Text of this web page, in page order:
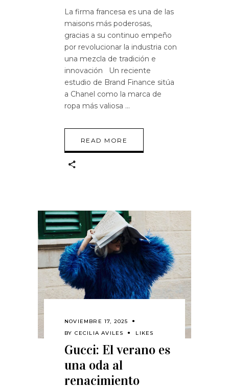
La firma francesa es una de las
maisons más poderosas,
gracias a su continuo empeño
por revolucionar la industria con
una mezcla de tradición e
innovación Un reciente
estudio de Brand Finance sitúa
a Chanel como la marca de
ropa más valiosa
READ MORE
NOVIEMBRE 17, 2025
BY CECILIA AVILES LIKES
Gucci: El verano es
una oda al
renacimiento